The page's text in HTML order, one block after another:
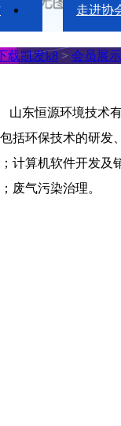
走进协
载凯发k8 > 会员展示
东恒源环境技术有
括环保技术的研发
计算机软件开发及
废气污染治理。